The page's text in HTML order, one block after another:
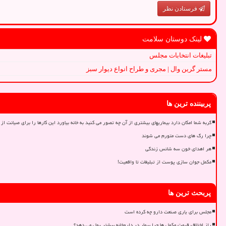
فرستادن نظر
لینک دوستان سلامت
تبلیغات انتخابات مجلس
مستر گرین وال | مجری و طراح انواع دیوار سبز
پربیننده ترین ها
گربه شما امکان دارد بیماریهای بیشتری از آن چه تصور می کنید به خانه بیاورد این کارها را برای صیانت
چرا رگ های دست متورم می شوند
هر اهدای خون سه شانس زندگی
مکمل جوان سازی پوست از تبلیغات تا واقعیت!
پربحث ترین ها
مجلس برای یاری صنعت دارو چه کرده است